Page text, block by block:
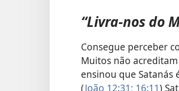
“Livra-nos do
Consegue perceber
Muitos não acreditam
ensinou que Satanás
(João 12:31; 16:11)